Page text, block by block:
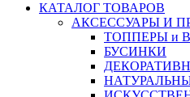
КАТАЛОГ ТОВАРОВ
АКСЕССУАРЫ И
ТОППЕРЫ и
БУСИНКИ